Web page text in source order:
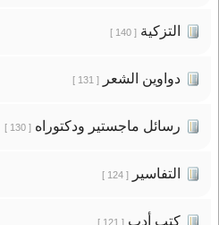
التزكية[ 140 ]
دواوين الشعر[ 131 ]
رسائل ماجستير ودكتوراه[ 130 ]
التفاسير[ 124 ]
كتب أدب[ 121 ]